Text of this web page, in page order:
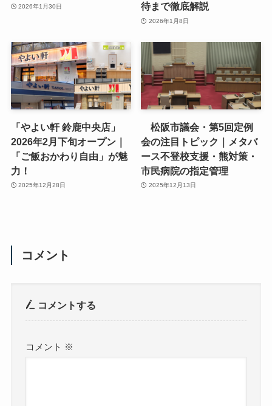
2026年1月30日
待まで徹底解説
2026年1月8日
「やよい軒 鈴鹿中央店」
2026年2月下旬オープン｜
「ご飯おかわり自由」が魅
力！
2025年12月28日
松阪市議会・第5回定例
会の注目トピック｜メタバ
ース不登校支援・熊対策・
市民病院の指定管理
2025年12月13日
コメント
コメントする
コメント ※